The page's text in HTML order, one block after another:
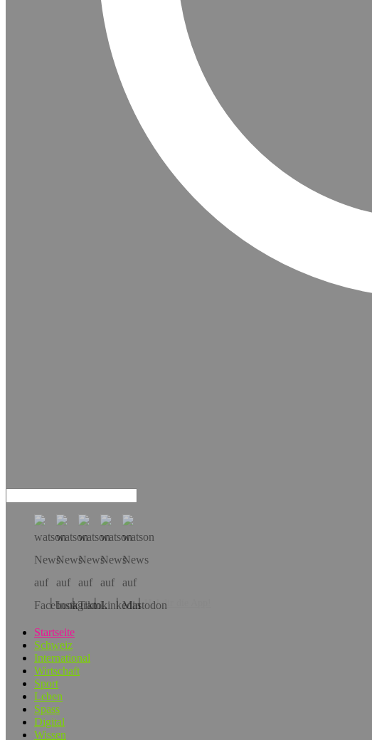
Hol dir die App!
Startseite
Schweiz
International
Wirtschaft
Sport
Leben
Spass
Digital
Wissen